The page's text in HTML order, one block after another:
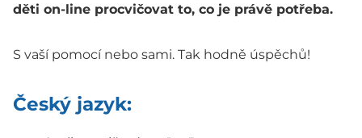
děti on-line procvičovat to, co je právě potřeba.
S vaší pomocí nebo sami. Tak hodně úspěchů!
Český jazyk: